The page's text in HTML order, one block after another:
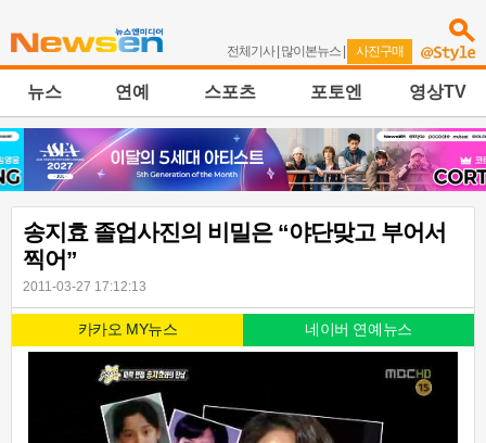
전체기사| 많이본뉴스 | 사진구매
뉴스 연예 스포츠 포토엔 영상TV
송지효 졸업사진의 비밀은 “야단맞고 부어서
찍어”
2011-03-27 17:12:13
카카오 MY뉴스 네이버 연예뉴스